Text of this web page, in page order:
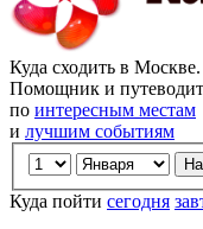
Куда сходить в
Помощник и
по интересным местам
и лучшим событиям
Куда пойти сегодня